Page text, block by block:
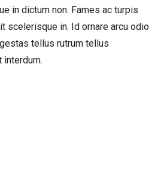
in dictum non. Fames ac turpis
scelerisque in. Id ornare arcu odio
tellus rutrum tellus
interdum.